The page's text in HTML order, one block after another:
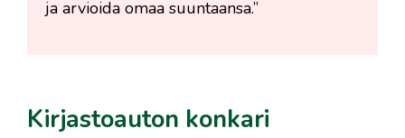
ja arvioida omaa suuntaansa.”
Kirjastoauton konkari